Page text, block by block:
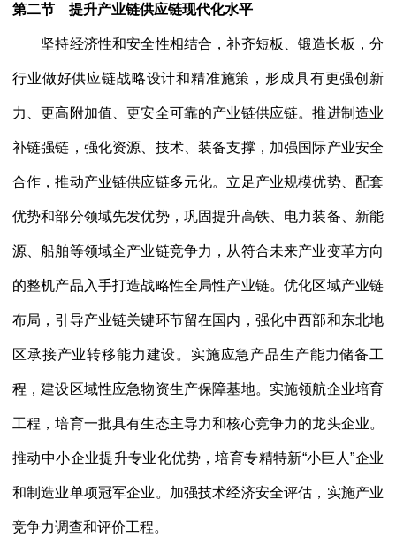
第二节 提升产业链供应链现代化水平
坚持经济性和安全性相结合，补齐短板、锻造长板，分
行业做好供应链战略设计和精准施策，形成具有更强创新
力、更高附加值、更安全可靠的产业链供应链。推进制造业
补链强链，强化资源、技术、装备支撑，加强国际产业安全
合作，推动产业链供应链多元化。立足产业规模优势、配套
优势和部分领域先发优势，巩固提升高铁、电力装备、新能
源、船舶等领域全产业链竞争力，从符合未来产业变革方向
的整机产品入手打造战略性全局性产业链。优化区域产业链
布局，引导产业链关键环节留在国内，强化中西部和东北地
区承接产业转移能力建设。实施应急产品生产能力储备工
程，建设区域性应急物资生产保障基地。实施领航企业培育
工程，培育一批具有生态主导力和核心竞争力的龙头企业。
推动中小企业提升专业化优势，培育专精特新“小巨人”企业
和制造业单项冠军企业。加强技术经济安全评估，实施产业
竞争力调查和评价工程。